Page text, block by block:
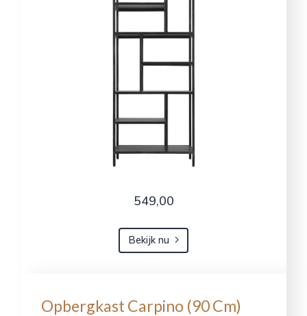
549,00
Bekijk nu
Opbergkast Carpino (90 Cm)